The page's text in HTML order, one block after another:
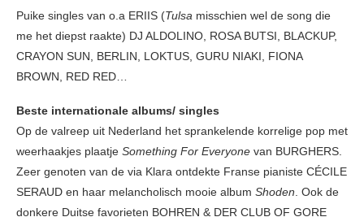
Puike singles van o.a ERIIS (Tulsa misschien wel de song die
me het diepst raakte) DJ ALDOLINO, ROSA BUTSI, BLACKUP,
CRAYON SUN, BERLIN, LOKTUS, GURU NIAKI, FIONA
BROWN, RED RED…
Beste internationale albums/ singles
Op de valreep uit Nederland het sprankelende korrelige pop met
weerhaakjes plaatje Something For Everyone van BURGHERS.
Zeer genoten van de via Klara ontdekte Franse pianiste CÉCILE
SERAUD en haar melancholisch mooie album Shoden. Ook de
donkere Duitse favorieten BOHREN & DER CLUB OF GORE